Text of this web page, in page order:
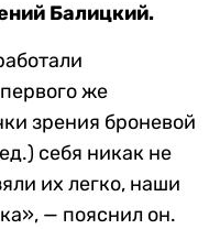
Балицкий.
же
зрения броневой
себя никак не
их легко, наши
— пояснил он.